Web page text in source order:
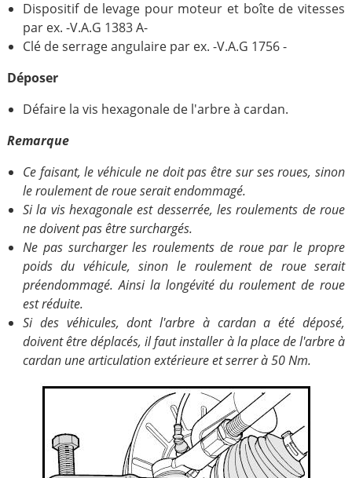
Dispositif de levage pour moteur et boîte de vitesses
par ex. -V.A.G 1383 A-
Clé de serrage angulaire par ex. -V.A.G 1756 -
Déposer
Défaire la vis hexagonale de l'arbre à cardan.
Remarque
Ce faisant, le véhicule ne doit pas être sur ses roues, sinon
le roulement de roue serait endommagé.
Si la vis hexagonale est desserrée, les roulements de roue
ne doivent pas être surchargés.
Ne pas surcharger les roulements de roue par le propre
poids du véhicule, sinon le roulement de roue serait
préendommagé. Ainsi la longévité du roulement de roue
est réduite.
Si des véhicules, dont l'arbre à cardan a été déposé,
doivent être déplacés, il faut installer à la place de l'arbre à
cardan une articulation extérieure et serrer à 50 Nm.